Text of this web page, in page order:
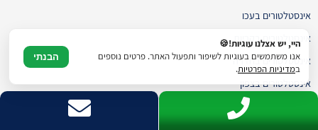
אינסטלטורים בעכו
אינסטלטורים בקריות
אינסטלטורים בחדרה
אינסטלטורים בצפון
© כל הזכויות שמורות לפייפר 2019 - 2026 | משרדים: נחל איילון 20ב, צור יצחק | דוא"ל:
piperpiper.co.il@gmail.com | טלפון: 077-3633609
היי, יש אצלנו עוגיות!🍪
אנו משתמשים בעוגיות לשיפור ותפעול האתר. פרטים נוספים
במדיניות הפרטיות.
הבנתי